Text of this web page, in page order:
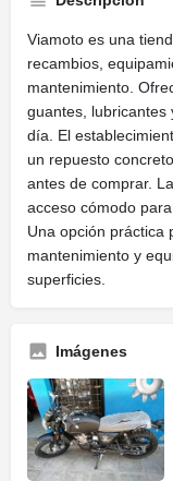
Viamoto es una
recambios,
mantenimiento.
guantes, lubricantes
día. El
un repuesto
antes de comprar.
acceso cómodo
Una opción práctica
mantenimiento y
superficies.
Imágenes